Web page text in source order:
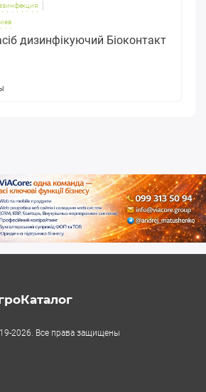
дизинфікуючий Біоконтакт
2026. Все права защищены